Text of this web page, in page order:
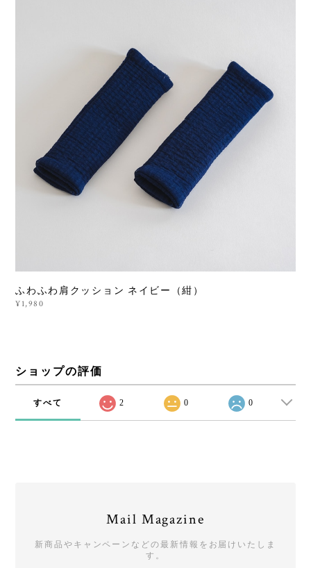
ふわふわ肩クッション ネイビー（紺）
¥1,980
ショップの評価
すべて 2 0 0
Mail Magazine
新商品やキャンペーンなどの最新情報をお届けいたしま
す。